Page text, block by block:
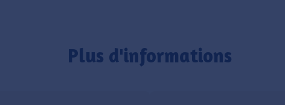
Plus d'informations